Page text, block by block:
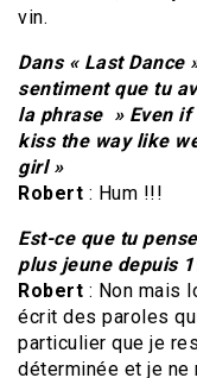
vin.
Dans « Last Dance
sentiment que tu
la phrase » Even if
kiss the way like
girl »
Robert : Hum !!!
Est-ce que tu
plus jeune depuis
Robert : Non mais
écrit des paroles
particulier que je
déterminée et je